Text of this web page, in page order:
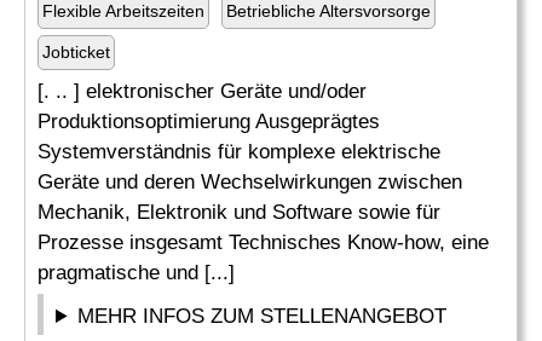
Flexible Arbeitszeiten Betriebliche Altersvorsorge
Jobticket
[. .. ] elektronischer Geräte und/oder
Produktionsoptimierung Ausgeprägtes
Systemverständnis für komplexe elektrische
Geräte und deren Wechselwirkungen zwischen
Mechanik, Elektronik und Software sowie für
Prozesse insgesamt Technisches Know-how, eine
pragmatische und [...]
MEHR INFOS ZUM STELLENANGEBOT